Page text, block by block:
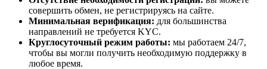
совершить обмен, не регистрируясь на сайте.
Минимальная верификация: для большинства
направлений не требуется KYC.
Круглосуточный режим работы: мы работаем 24/7,
чтобы вы могли получить необходимую поддержку в
любое время.